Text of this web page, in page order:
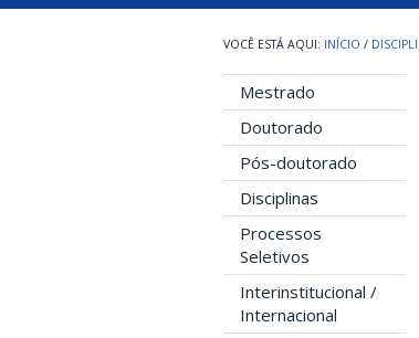
INÍCIO /
Mestrado
Doutorado
Pós-doutorado
Disciplinas
Processos
Seletivos
Interinstitucional /
Internacional